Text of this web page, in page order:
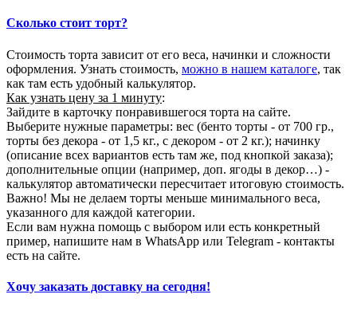
Сколько стоит торт?
Стоимость торта зависит от его веса, начинки и сложности
оформления. Узнать стоимость, можно в нашем каталоге, так
как там есть удобный калькулятор.
Как узнать цену за 1 минуту:
Зайдите в карточку понравившегося торта на сайте.
Выберите нужные параметры: вес (бенто торты - от 700 гр.,
торты без декора - от 1,5 кг., с декором - от 2 кг.); начинку
(описание всех вариантов есть там же, под кнопкой заказа);
дополнительные опции (например, доп. ягоды в декор…) -
калькулятор автоматически пересчитает итоговую стоимость.
Важно! Мы не делаем торты меньше минимального веса,
указанного для каждой категории.
Если вам нужна помощь с выбором или есть конкретный
пример, напишите нам в WhatsApp или Telegram - контакты
есть на сайте.
Хочу заказать доставку на сегодня!